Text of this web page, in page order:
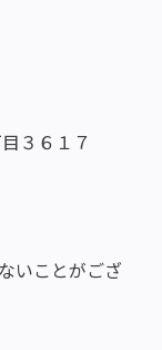
３６１７
いことがござ